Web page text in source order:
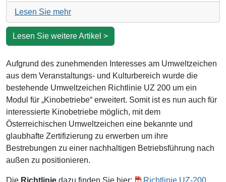
Lesen Sie mehr
Lesen Sie weitere Artikel >
Aufgrund des zunehmenden Interesses am Umweltzeichen
aus dem Veranstaltungs- und Kulturbereich wurde die
bestehende Umweltzeichen Richtlinie UZ 200 um ein
Modul für „Kinobetriebe“ erweitert. Somit ist es nun auch für
interessierte Kinobetriebe möglich, mit dem
Österreichischen Umweltzeichen eine bekannte und
glaubhafte Zertifizierung zu erwerben um ihre
Bestrebungen zu einer nachhaltigen Betriebsführung nach
außen zu positionieren.
Die Richtlinie dazu finden Sie hier: Richtlinie UZ-200